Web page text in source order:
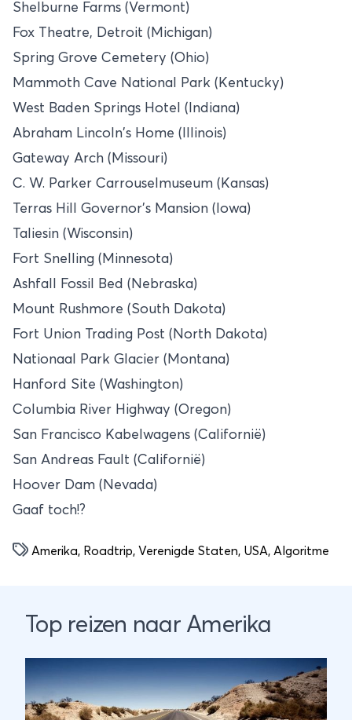
Shelburne Farms (Vermont)
Fox Theatre, Detroit (Michigan)
Spring Grove Cemetery (Ohio)
Mammoth Cave National Park (Kentucky)
West Baden Springs Hotel (Indiana)
Abraham Lincoln's Home (Illinois)
Gateway Arch (Missouri)
C. W. Parker Carrouselmuseum (Kansas)
Terras Hill Governor's Mansion (Iowa)
Taliesin (Wisconsin)
Fort Snelling (Minnesota)
Ashfall Fossil Bed (Nebraska)
Mount Rushmore (South Dakota)
Fort Union Trading Post (North Dakota)
Nationaal Park Glacier (Montana)
Hanford Site (Washington)
Columbia River Highway (Oregon)
San Francisco Kabelwagens (Californië)
San Andreas Fault (Californië)
Hoover Dam (Nevada)
Gaaf toch!?
Amerika, Roadtrip, Verenigde Staten, USA, Algoritme
Top reizen naar Amerika